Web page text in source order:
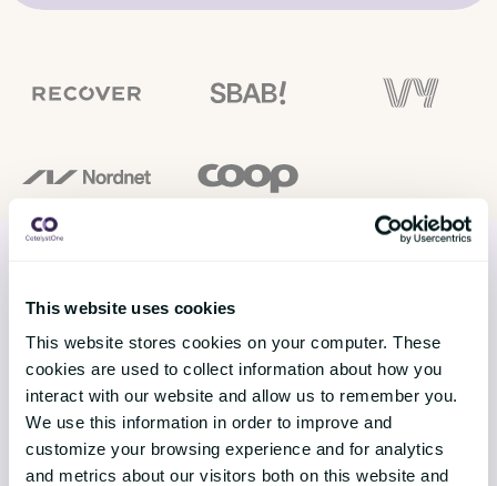
This website uses cookies
This website stores cookies on your computer. These
cookies are used to collect information about how you
interact with our website and allow us to remember you.
We use this information in order to improve and
customize your browsing experience and for analytics
and metrics about our visitors both on this website and
LÖSNINGAR
Core HR
Continuous Performance
Competence & Learning